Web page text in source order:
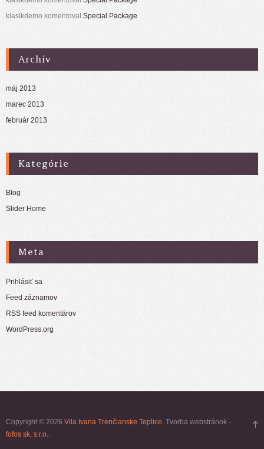
klasikdemo komentoval Special Package
Archív
máj 2013
marec 2013
február 2013
Kategórie
Blog
Slider Home
Meta
Prihlásiť sa
Feed záznamov
RSS feed komentárov
WordPress.org
Copyright © 2026 Vila Ivana Trenčianske Teplice . Tvorba webstránok -
fofos.sk, s.r.o.